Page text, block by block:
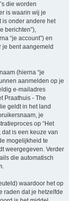
die worden
is waarin wij je
is onder andere het
berichten”),
“je account”) en
je bent aangemeld
(hierna “je
aanmelden op je
e-mailadres
Praathuis - The
geldt in het land
je
op “Het
dat is een keuze van
mogelijkheid te
weergegeven. Verder
die automatisch
waardoor het op
raden dat je hetzelfde